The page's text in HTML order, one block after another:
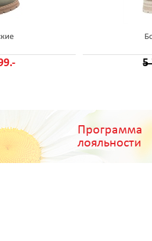
5
Программа
лояльности